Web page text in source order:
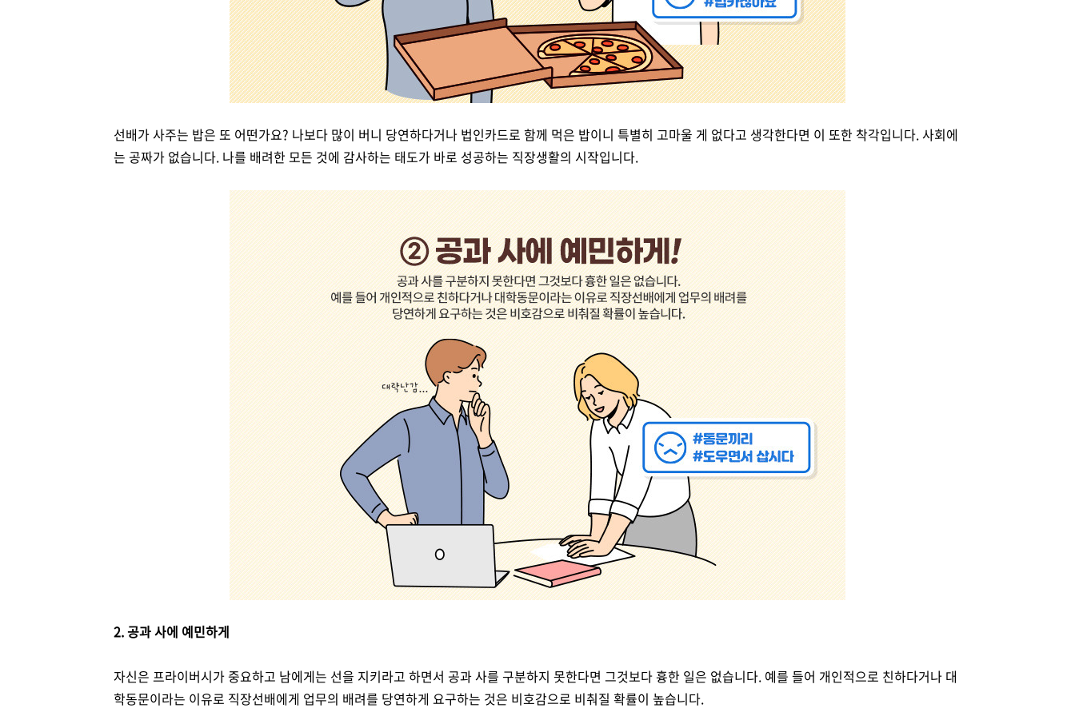
선배가 사주는 밥은 또 어떤가요? 나보다 많이 버니 당연하다거나 법인카드로 함께 먹은 밥이니 특별히 고마울 게 없다고 생각한다면 이 또한 착각입니다. 사회에
는 공짜가 없습니다. 나를 배려한 모든 것에 감사하는 태도가 바로 성공하는 직장생활의 시작입니다.
2. 공과 사에 예민하게
자신은 프라이버시가 중요하고 남에게는 선을 지키라고 하면서 공과 사를 구분하지 못한다면 그것보다 흉한 일은 없습니다. 예를 들어 개인적으로 친하다거나 대
학동문이라는 이유로 직장선배에게 업무의 배려를 당연하게 요구하는 것은 비호감으로 비춰질 확률이 높습니다.